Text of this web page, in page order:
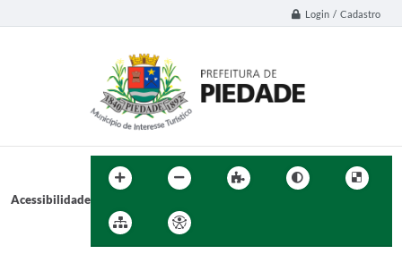
Login / Cadastro
Acessibilidade